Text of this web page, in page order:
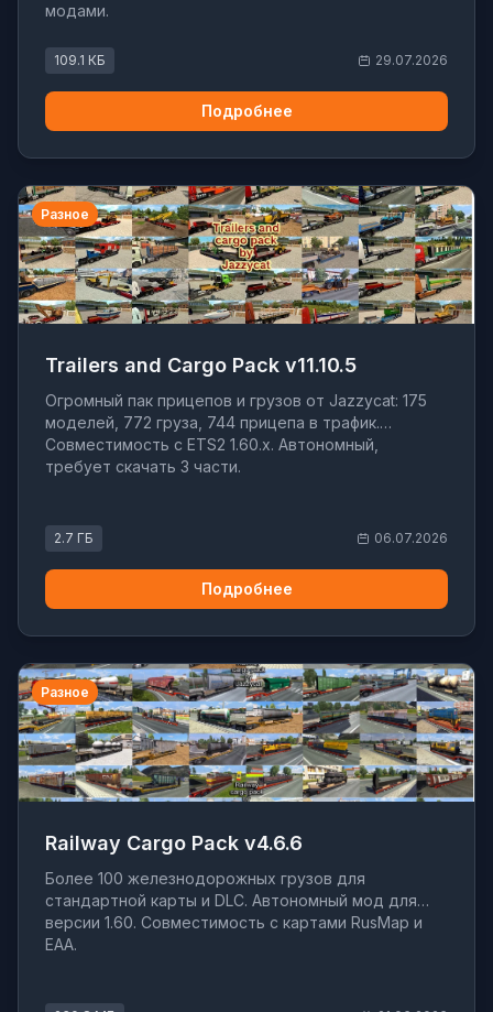
модами.
109.1 КБ 29.07.2026
Подробнее
Разное
Trailers and Cargo Pack v11.10.5
Огромный пак прицепов и грузов от Jazzycat: 175
моделей, 772 груза, 744 прицепа в трафик.
Совместимость с ETS2 1.60.x. Автономный,
требует скачать 3 части.
2.7 ГБ 06.07.2026
Подробнее
Разное
Railway Cargo Pack v4.6.6
Более 100 железнодорожных грузов для
стандартной карты и DLC. Автономный мод для
версии 1.60. Совместимость с картами RusMap и
EAA.